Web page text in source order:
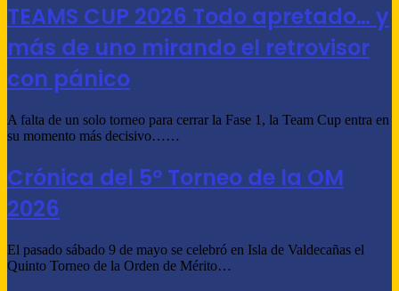
TEAMS CUP 2026 Todo apretado… y
más de uno mirando el retrovisor
con pánico
A falta de un solo torneo para cerrar la Fase 1, la Team Cup entra en
su momento más decisivo……
Crónica del 5º Torneo de la OM
2026
El pasado sábado 9 de mayo se celebró en Isla de Valdecañas el
Quinto Torneo de la Orden de Mérito…